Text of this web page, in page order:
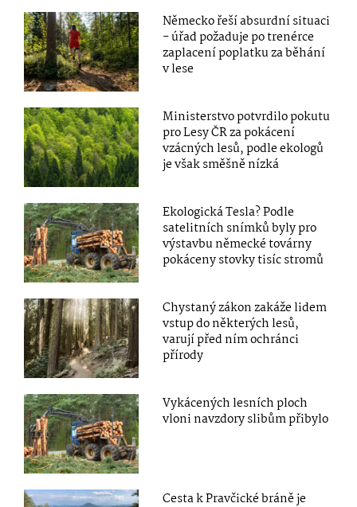
Německo řeší absurdní situaci
- úřad požaduje po trenérce
zaplacení poplatku za běhání
v lese
Ministerstvo potvrdilo pokutu
pro Lesy ČR za pokácení
vzácných lesů, podle ekologů
je však směšně nízká
Ekologická Tesla? Podle
satelitních snímků byly pro
výstavbu německé továrny
pokáceny stovky tisíc stromů
Chystaný zákon zakáže lidem
vstup do některých lesů,
varují před ním ochránci
přírody
Vykácených lesních ploch
vloni navzdory slibům přibylo
Cesta k Pravčické bráně je